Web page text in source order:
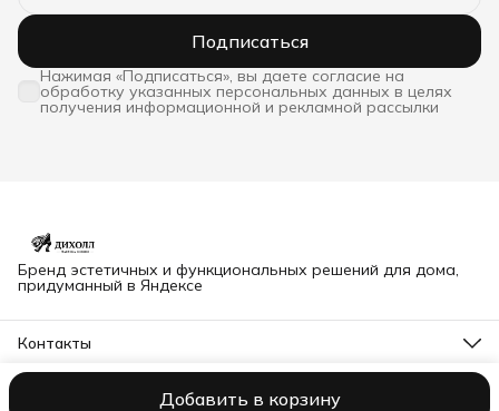
Добавить в корзину
Подписаться
Нажимая «Подписаться», вы даете согласие на
обработку указанных персональных данных в целях
получения информационной и рекламной рассылки
Бренд эстетичных и функциональных решений для дома,
придуманный в Яндексе
Контакты
Адрес
© dihall@yandex.ruОплатаДоставкаПравила возврата